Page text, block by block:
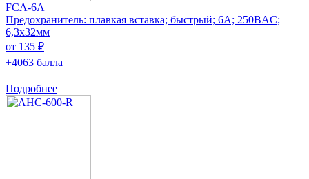
FCA-6A
Предохранитель: плавкая вставка; быстрый; 6А; 250ВAC;
6,3x32мм
от 135 ₽
+4063 балла
Подробнее